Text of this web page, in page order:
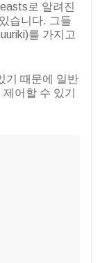
로 알려진
습니다. 그들
를 가지고
기 때문에 일반
어할 수 있기